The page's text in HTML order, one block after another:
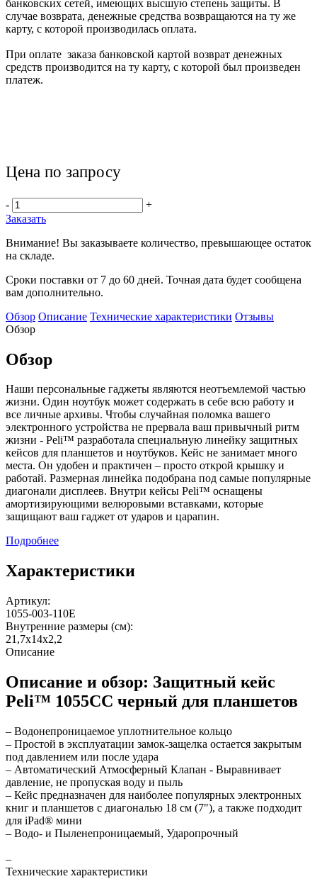
банковских сетей, имеющих высшую степень защиты. В
случае возврата, денежные средства возвращаются на ту же
карту, с которой производилась оплата.
При оплате заказа банковской картой возврат денежных
средств производится на ту карту, с которой был произведен
платеж.
Цена по запросу
-
+
Заказать
Внимание! Вы заказываете количество, превышающее остаток
на складе.
Сроки поставки от 7 до 60 дней. Точная дата будет сообщена
вам дополнительно.
Обзор Описание Технические характеристики Отзывы
Обзор
Обзор
Наши персональные гаджеты являются неотъемлемой частью
жизни. Один ноутбук может содержать в себе всю работу и
все личные архивы. Чтобы случайная поломка вашего
электронного устройства не прервала ваш привычный ритм
жизни - Peli™ разработала специальную линейку защитных
кейсов для планшетов и ноутбуков. Кейс не занимает много
места. Он удобен и практичен – просто открой крышку и
работай. Размерная линейка подобрана под самые популярные
диагонали дисплеев. Внутри кейсы Peli™ оснащены
амортизирующими велюровыми вставками, которые
защищают ваш гаджет от ударов и царапин.
Подробнее
Характеристики
Артикул:
1055-003-110E
Внутренние размеры (см):
21,7x14x2,2
Описание
Описание и обзор: Защитный кейс
Peli™ 1055CC черный для планшетов
– Водонепроницаемое уплотнительное кольцо
– Простой в эксплуатации замок-защелка остается закрытым
под давлением или после удара
– Автоматический Атмосферный Клапан - Выравнивает
давление, не пропуская воду и пыль
– Кейс предназначен для наиболее популярных электронных
книг и планшетов с диагональю 18 см (7"), а также подходит
для iPad® мини
– Водо- и Пыленепроницаемый, Ударопрочный
–
Технические характеристики